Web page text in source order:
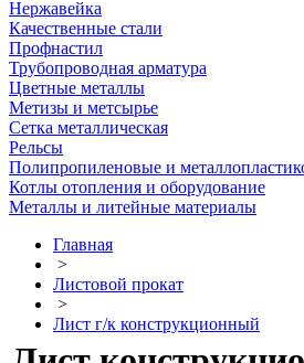
Нержавейка
Качественные стали
Профнастил
Трубопроводная арматура
Цветные металлы
Метизы и метсырье
Сетка металлическая
Рельсы
Полипропиленовые и
Котлы отопления и оборудование
Металлы и литейные материалы
Главная
>
Листовой прокат
>
Лист г/к конструкционный